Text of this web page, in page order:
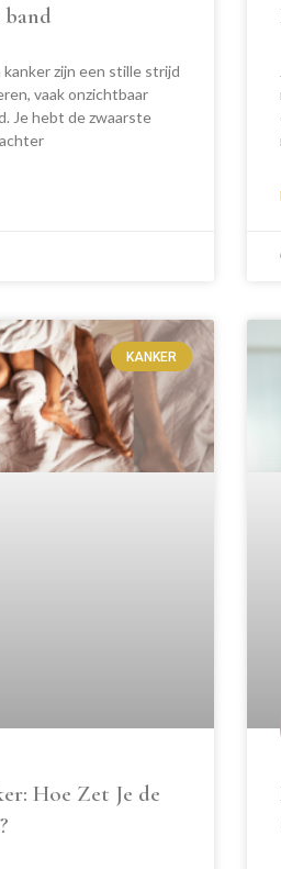
zijn een stille strijd
vaak onzichtbaar
Je hebt de zwaarste
KANKER
Hoe Zet Je de